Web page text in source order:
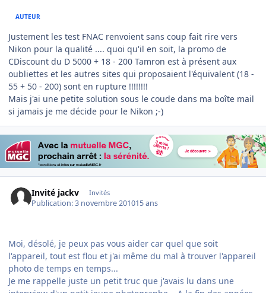
AUTEUR
Justement les test FNAC renvoient sans coup fait rire vers
Nikon pour la qualité .... quoi qu'il en soit, la promo de
CDiscount du D 5000 + 18 - 200 Tamron est à présent aux
oubliettes et les autres sites qui proposaient l'équivalent (18 -
55 + 50 - 200) sont en rupture !!!!!!!!
Mais j'ai une petite solution sous le coude dans ma boîte mail
si jamais je me décide pour le Nikon ;-)
Invité jackv Invités
Publication:3 novembre 201015 ans
Moi, désolé, je peux pas vous aider car quel que soit
l'appareil, tout est flou et j'ai même du mal à trouver l'appareil
photo de temps en temps...
Je me rappelle juste un petit truc que j'avais lu dans une